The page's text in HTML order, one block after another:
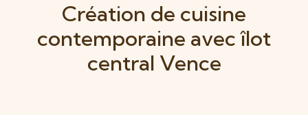
Création de cuisine
contemporaine avec îlot
central Vence